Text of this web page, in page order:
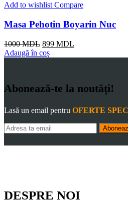
Add to wishlist Compare
Masa Pehotin Boyarin Nuc
1000MDL Prețul
inițial
899 MDL
Adaugă în coș
Abonează-te la noutăți!
Lasă un email pentru OFERTE
DESPRE NOI